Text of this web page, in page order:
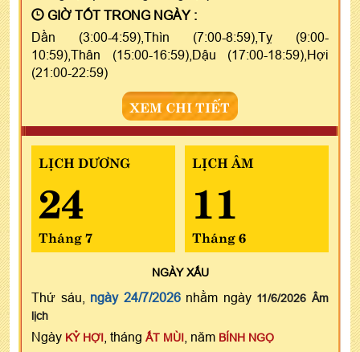
GIỜ TỐT TRONG NGÀY :
Dần (3:00-4:59),Thìn (7:00-8:59),Tỵ (9:00-
10:59),Thân (15:00-16:59),Dậu (17:00-18:59),Hợi
(21:00-22:59)
XEM CHI TIẾT
LỊCH DƯƠNG
24
Tháng 7
LỊCH ÂM
11
Tháng 6
NGÀYXẤU
Thứ sáu, ngày 24/7/2026nhằm ngày 11/6/2026 Âm
lịch
Ngày KỶ HỢI , tháng ẤT MÙI , năm BÍNH NGỌ